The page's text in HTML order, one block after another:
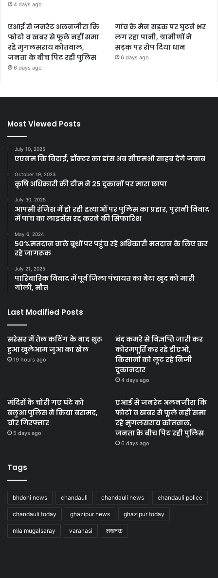
4 days ago
एआई से जनरेट अलनजीरा कि
फोटो व खबर से फूले नहीं समा
रहे मुगलसराय कोतवाल,
जनता के बीच पिट रही पुलिस
6 days ago
गांव के मेन सड़क पर घुटने भर
लग रहा पानी, ग्रामीणों ने
सड़क पर रोप दिया धान
6 days ago
Most Viewed Posts
July 10, 2025
एएनम कि विदाई, डॉक्टर का डांस अब सीएमओ साहब देंगे जबाब
October 19, 2023
कृषि अधिकारी की टीम ने 25 दुकानों पर मारा छापा
July 30, 2025
आपसी रंजिश में हो रही हत्याओं पर पुलिस का प्रहार, पुरानी विवाद
में पांच का लाइसेंस रद्द करने की सिफारिश
May 6, 2024
50%मतदान वाले बूथों पर पहुंच रहे अधिकारी मतदान के लिए कर
रहे जागरूक
July 21, 2025
पारिवारिक विवाद में पूर्व जिला पंचायत का बेटा खुद को मारी
गोली, मौत
Last Modified Posts
सरेसर में तेल कटिंग के बाद शुरू
हुआ खुलेआम जुआ का खेल
19 hours ago
बंद कमरे से विज्ञप्ति जारी कर
कोरमपूर्ति कर रहे डीएओ,
किसानों को लूट रहे निजी
दुकानदार
4 days ago
मंदिरों के चोरी गए घंटे को
बलुआ पुलिस ने किया बरामद,
चोर गिरफ्तार
5 days ago
एआई से जनरेट अलनजीरा कि
फोटो व खबर से फूले नहीं समा
रहे मुगलसराय कोतवाल,
जनता के बीच पिट रही पुलिस
6 days ago
Tags
bhdohi news chandauli chandauli news chandauli police
chandauli today ghazipur news ghazipur today
mla mugalsaray varanasi लखनऊ